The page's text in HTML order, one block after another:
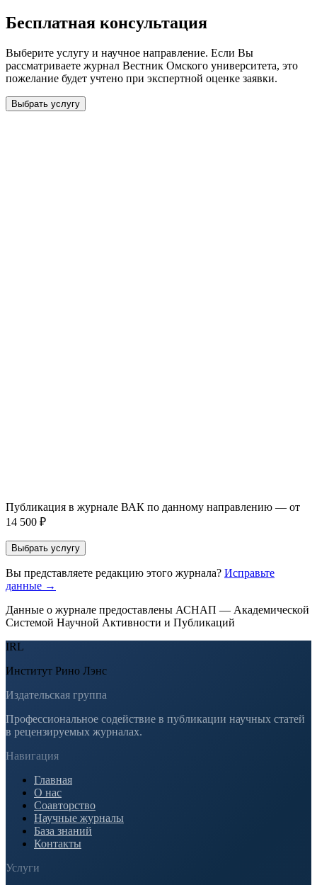
Бесплатная консультация
Выберите услугу и научное направление. Если Вы
рассматриваете журнал Вестник Омского университета, это
пожелание будет учтено при экспертной оценке заявки.
Выбрать услугу
Публикация в журнале ВАК по данному направлению — от
14 500 ₽
Выбрать услугу
Вы представляете редакцию этого журнала? Исправьте
данные →
Данные о журнале предоставлены АСНАП — Академической
Системой Научной Активности и Публикаций
IRL
Институт Рино Лэнс
Издательская группа
Профессиональное содействие в публикации научных статей
в рецензируемых журналах.
Навигация
Главная
О нас
Соавторство
Научные журналы
База знаний
Контакты
Услуги